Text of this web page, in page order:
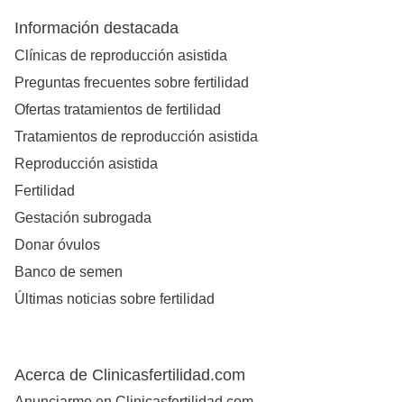
Información destacada
Clínicas de reproducción asistida
Preguntas frecuentes sobre fertilidad
Ofertas tratamientos de fertilidad
Tratamientos de reproducción asistida
Reproducción asistida
Fertilidad
Gestación subrogada
Donar óvulos
Banco de semen
Últimas noticias sobre fertilidad
Acerca de Clinicasfertilidad.com